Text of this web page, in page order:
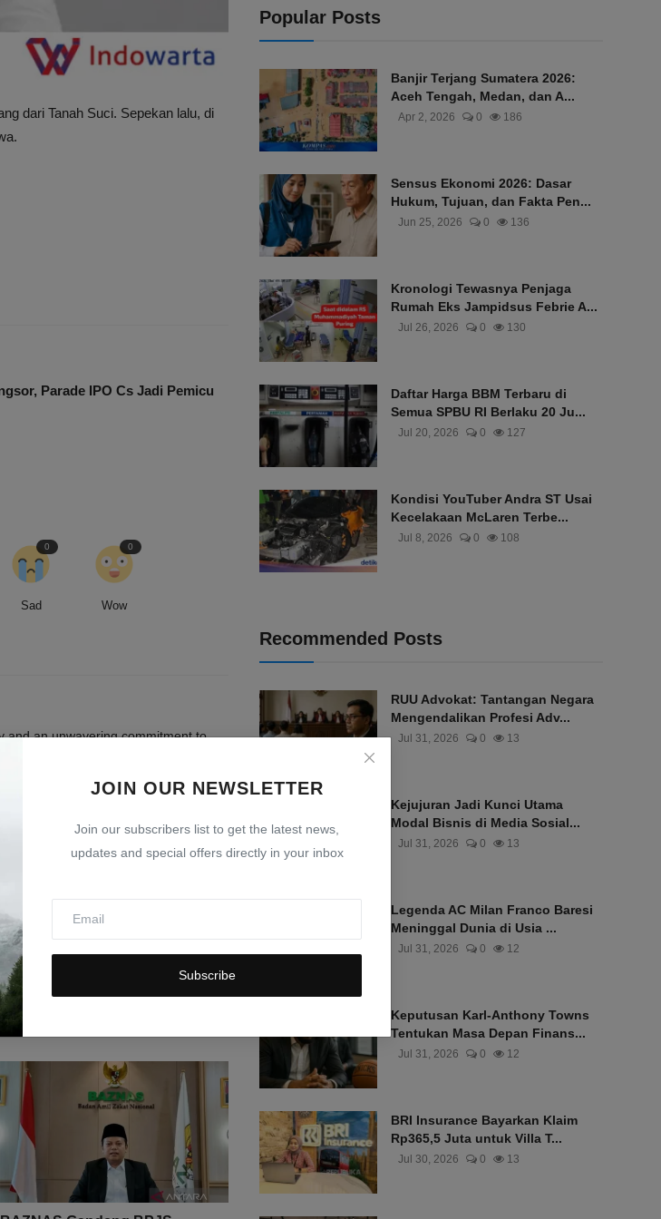
JOIN OUR NEWSLETTER
Join our subscribers list to get the latest news,
updates and special offers directly in your inbox
Subscribe
dari Tanah Suci. Sepekan lalu, di
Parade IPO Cs Jadi Pemicu
Sad
0
Wow
0
and an unwavering commitment to
to deliver timely and accurate
Popular Posts
Banjir Terjang Sumatera 2026:
Aceh Tengah, Medan, dan A...
Apr 2, 2026 0 186
Sensus Ekonomi 2026: Dasar
Hukum, Tujuan, dan Fakta Pen...
Jun 25, 2026 0 136
Kronologi Tewasnya Penjaga
Rumah Eks Jampidsus Febrie A...
Jul 26, 2026 0 130
Daftar Harga BBM Terbaru di
Semua SPBU RI Berlaku 20 Ju...
Jul 20, 2026 0 127
Kondisi YouTuber Andra ST Usai
Kecelakaan McLaren Terbe...
Jul 8, 2026 0 108
Recommended Posts
RUU Advokat: Tantangan Negara
Mengendalikan Profesi Adv...
Jul 31, 2026 0 13
Kejujuran Jadi Kunci Utama
Modal Bisnis di Media Sosial...
Jul 31, 2026 0 13
Legenda AC Milan Franco Baresi
Meninggal Dunia di Usia ...
Jul 31, 2026 0 12
Keputusan Karl-Anthony Towns
Tentukan Masa Depan Finans...
Jul 31, 2026 0 12
BRI Insurance Bayarkan Klaim
Rp365,5 Juta untuk Villa T...
Jul 30, 2026 0 13